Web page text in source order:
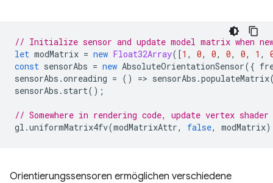
// Initialize sensor and update model matrix when
let modMatrix = new Float32Array([1 , 0, 0, 0, 0, 1 ,
const sensorAbs = new AbsoluteOrientationSensor({
sensorAbs .onreading = () => sensorAbs .populateMatrix
sensorAbs . start();
// Somewhere in rendering code, update vertex
gl .uniformMatrix4fv(modMatrixAttr, false, modMatrix
Orientierungssensoren ermöglichen verschiedene